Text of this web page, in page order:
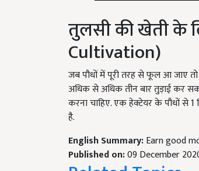
तुलसी की खेती के
Cultivation)
जब पौधों में पूरी तरह से फूल आ जाए
अधिक से अधिक तीन बार तुड़ाई कर
करना चाहिए. एक हेक्टेयर के पौधों से 1
है.
Published on:09 December
Related Topics